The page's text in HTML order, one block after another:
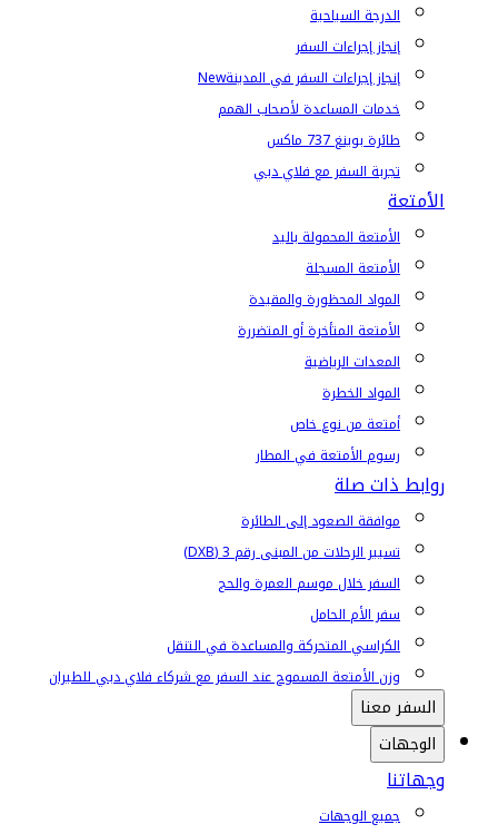
الدرجة السياحية
إنجاز إجراءات السفر
إنجاز إجراءات السفر في المدينةNew
خدمات المساعدة لأصحاب الهمم
طائرة بوينغ 737 ماكس
تجربة السفر مع فلاي دبي
الأمتعة
الأمتعة المحمولة باليد
الأمتعة المسجلة
المواد المحظورة والمقيدة
الأمتعة المتأخرة أو المتضررة
المعدات الرياضية
المواد الخطرة
أمتعة من نوع خاص
رسوم الأمتعة في المطار
روابط ذات صلة
موافقة الصعود إلى الطائرة
تسيير الرحلات من المبنى رقم 3 (DXB)
السفر خلال موسم العمرة والحج
سفر الأم الحامل
الكراسي المتحركة والمساعدة في التنقل
وزن الأمتعة المسموح عند السفر مع شركاء فلاي دبي للطيران
السفر معنا
الوجهات
وجهاتنا
جميع الوجهات